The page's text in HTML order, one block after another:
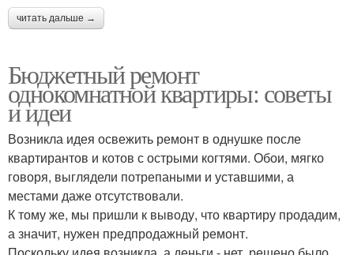
читать дальше →
Бюджетный ремонт
однокомнатной квартиры: советы
и идеи
Возникла идея освежить ремонт в однушке после
квартирантов и котов с острыми когтями. Обои, мягко
говоря, выглядели потрепаными и уставшими, а
местами даже отсутствовали.
К тому же, мы пришли к выводу, что квартиру продадим,
а значит, нужен предпродажный ремонт.